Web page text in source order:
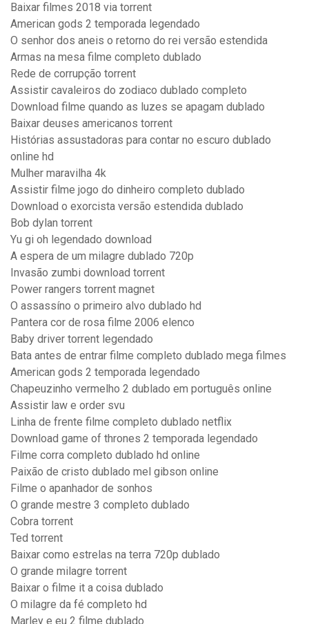
Baixar filmes 2018 via torrent
American gods 2 temporada legendado
O senhor dos aneis o retorno do rei versão estendida
Armas na mesa filme completo dublado
Rede de corrupção torrent
Assistir cavaleiros do zodiaco dublado completo
Download filme quando as luzes se apagam dublado
Baixar deuses americanos torrent
Histórias assustadoras para contar no escuro dublado
online hd
Mulher maravilha 4k
Assistir filme jogo do dinheiro completo dublado
Download o exorcista versão estendida dublado
Bob dylan torrent
Yu gi oh legendado download
A espera de um milagre dublado 720p
Invasão zumbi download torrent
Power rangers torrent magnet
O assassíno o primeiro alvo dublado hd
Pantera cor de rosa filme 2006 elenco
Baby driver torrent legendado
Bata antes de entrar filme completo dublado mega filmes
American gods 2 temporada legendado
Chapeuzinho vermelho 2 dublado em português online
Assistir law e order svu
Linha de frente filme completo dublado netflix
Download game of thrones 2 temporada legendado
Filme corra completo dublado hd online
Paixão de cristo dublado mel gibson online
Filme o apanhador de sonhos
O grande mestre 3 completo dublado
Cobra torrent
Ted torrent
Baixar como estrelas na terra 720p dublado
O grande milagre torrent
Baixar o filme it a coisa dublado
O milagre da fé completo hd
Marley e eu 2 filme dublado